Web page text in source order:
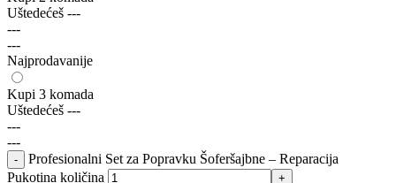
Uštedećeš ---
---
---
Najprodavanije
Kupi 3 komada
Uštedećeš ---
---
---
Profesionalni Set za Popravku Šoferšajbne – Reparacija
Pukotina količina